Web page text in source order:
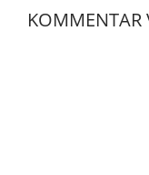
KOMMENTAR